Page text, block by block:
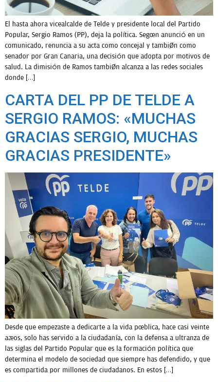
El hasta ahora vicealcalde de Telde y presidente local del Partido
Popular, Sergio Ramos (PP), deja la política. Según anunció en un
comunicado, renuncia a su acta como concejal y también como
senador por Gran Canaria, una decisión que adopta por motivos de
salud. La dimisión de Ramos también alcanza a las redes sociales
donde […]
CARTA DEL PP DE TELDE A
SERGIO RAMOS: «MUCHAS
GRACIAS SERGIO, MUCHAS
GRACIAS PRESIDENTE»
Desde que empezaste a dedicarte a la vida pública, hace casi veinte
años, solo has servido a la ciudadanía, con la defensa a ultranza de
las siglas del Partido Popular que es la formación política que
determina el modelo de sociedad que siempre has defendido, y que
es compartida por millones de ciudadanos. En estos […]